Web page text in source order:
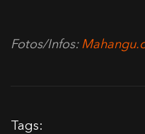
Fotos/Infos:
Tags: